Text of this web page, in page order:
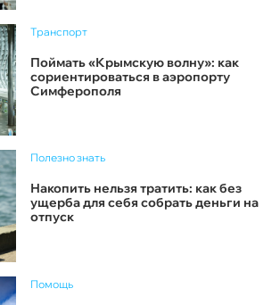
Транспорт
Поймать «Крымскую волну»: как
сориентироваться в аэропорту
Симферополя
Полезно знать
Накопить нельзя тратить: как без
ущерба для себя собрать деньги на
отпуск
Помощь